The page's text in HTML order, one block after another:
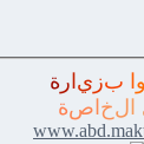
و بز ي رة
لخ صة